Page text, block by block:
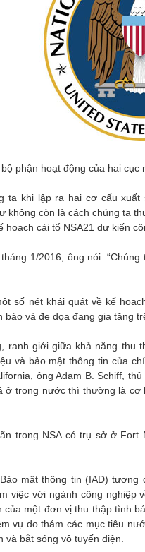
phận hoạt động của hai cục
ta khi lập ra hai cơ cấu
còn là cách chúng ta
cải tổ NSA21 dự kiến
1/2016, ông nói:
số nét khái quát về kế
và đe dọa đang gia tăng
ranh giới giữa khả năng thu
và bảo mật thông tin của
ông Adam B. Schiff,
ở trong nước thì thường là
trong NSA có trụ sở ở Fort
mật thông tin (IAD) tương
việc với ngành công nghiệp
một đơn vị thu thập tình
vụ do thám các mục tiêu
bắt sóng vô tuyến điện.